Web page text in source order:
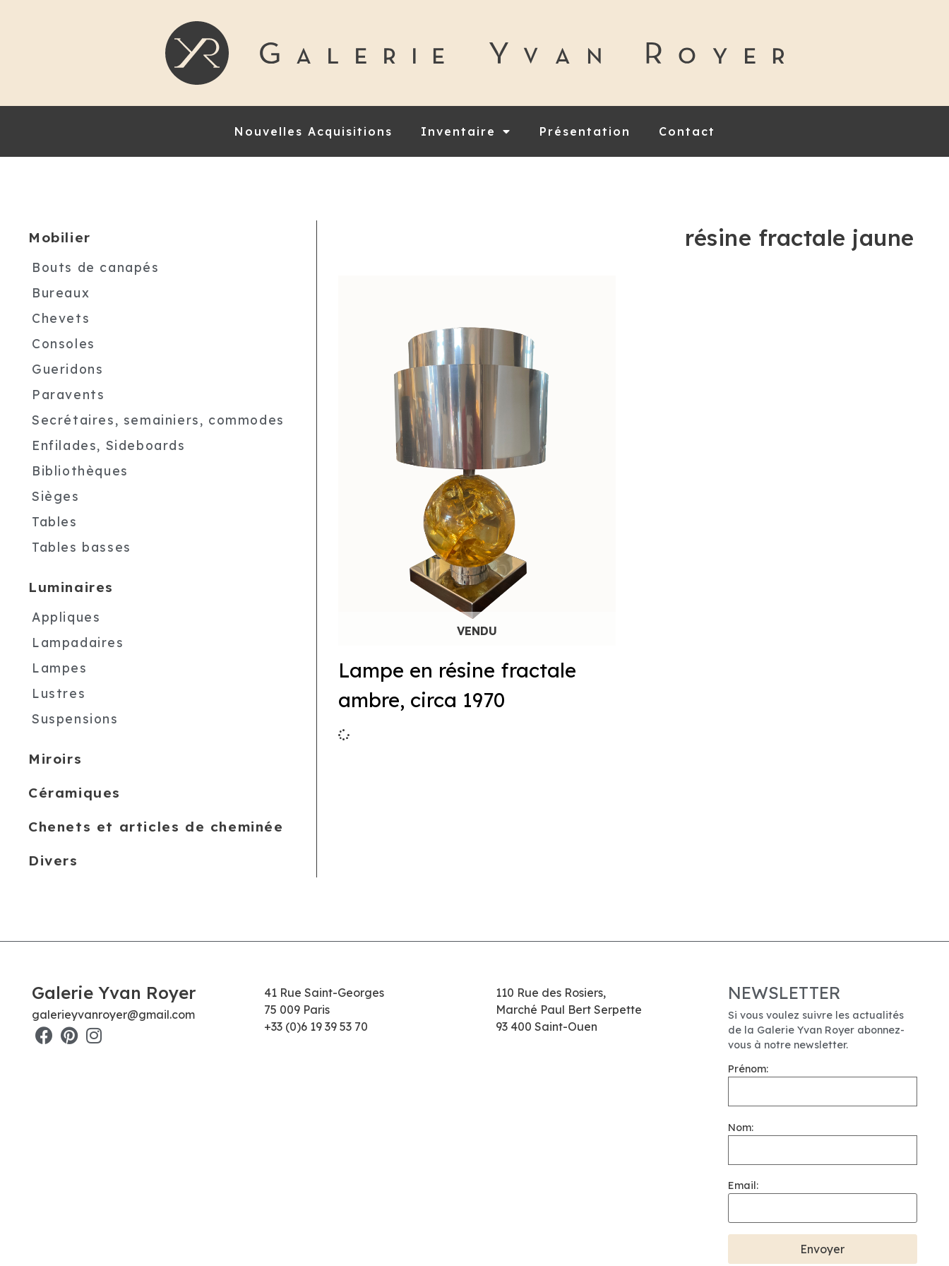
Nouvelles Acquisitions Inventaire Présentation Contact
Mobilier
Bouts de canapés
Bureaux
Chevets
Consoles
Gueridons
Paravents
Secrétaires, semainiers, commodes
Enfilades, Sideboards
Bibliothèques
Sièges
Tables
Tables basses
Luminaires
Appliques
Lampadaires
Lampes
Lustres
Suspensions
Miroirs
Céramiques
Chenets et articles de cheminée
Divers
résine fractale jaune
Lampe en résine fractale
ambre, circa 1970
Galerie Yvan Royer
galerieyvanroyer@gmail.com
41 Rue Saint-Georges
75 009 Paris
+33 (0)6 19 39 53 70
110 Rue des Rosiers,
Marché Paul Bert Serpette
93 400 Saint-Ouen
NEWSLETTER
Si vous voulez suivre les actualités
de la Galerie Yvan Royer abonnez-
vous à notre newsletter.
Prénom:
Nom:
Email: